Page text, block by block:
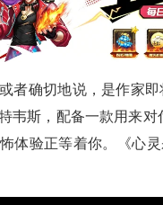
者确切地说，是作家
韦斯，配备一款用来
体验正等着你。《心